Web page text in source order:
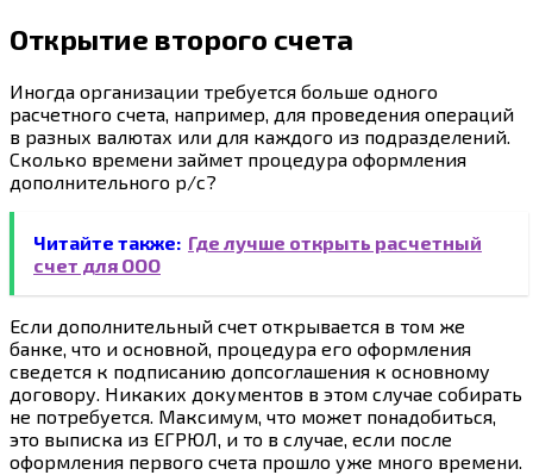
Открытие второго счета
Иногда организации требуется больше одного
расчетного счета, например, для проведения операций
в разных валютах или для каждого из подразделений.
Сколько времени займет процедура оформления
дополнительного р/с?
Читайте также: Где лучше открыть расчетный
счет для ООО
Если дополнительный счет открывается в том же
банке, что и основной, процедура его оформления
сведется к подписанию допсоглашения к основному
договору. Никаких документов в этом случае собирать
не потребуется. Максимум, что может понадобиться,
это выписка из ЕГРЮЛ, и то в случае, если после
оформления первого счета прошло уже много времени.